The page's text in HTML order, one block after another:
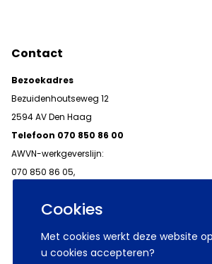
Cookies
Met cookies werkt deze website
u cookies accepteren?
Contact
Bezoekadres
Bezuidenhoutseweg 12
2594 AV Den Haag
Telefoon 070 850 86 00
AWVN-werkgeverslijn:
070 850 86 05,
© 2026 AWVN